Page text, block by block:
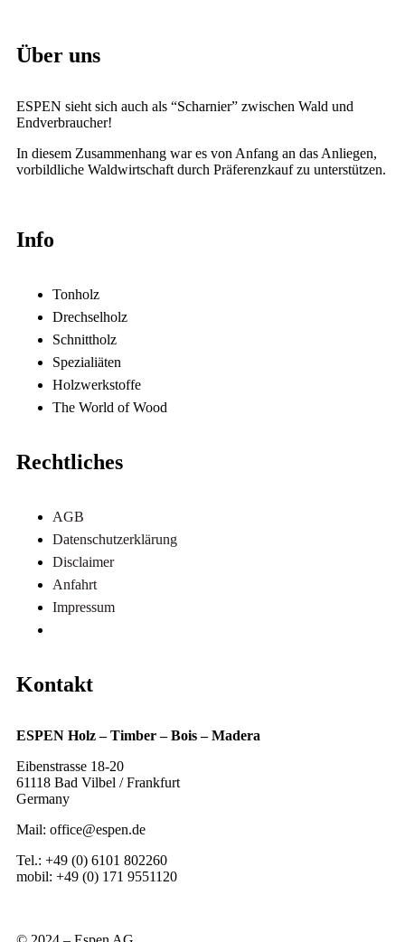
Über uns
ESPEN sieht sich auch als “Scharnier” zwischen Wald und
Endverbraucher!
In diesem Zusammenhang war es von Anfang an das Anliegen,
vorbildliche Waldwirtschaft durch Präferenzkauf zu unterstützen.
Info
Tonholz
Drechselholz
Schnittholz
Spezialiäten
Holzwerkstoffe
The World of Wood
Rechtliches
AGB
Datenschutzerklärung
Disclaimer
Anfahrt
Impressum
Kontakt
ESPEN Holz – Timber – Bois – Madera
Eibenstrasse 18-20
61118 Bad Vilbel / Frankfurt
Germany
Mail: office@espen.de
Tel.: +49 (0) 6101 802260
mobil: +49 (0) 171 9551120